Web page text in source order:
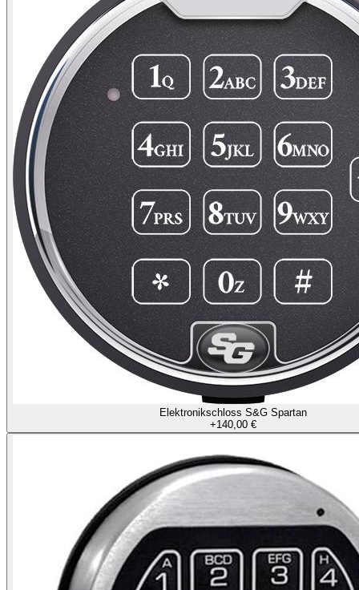
Elektronikschloss S&G Spartan
+140,00 €